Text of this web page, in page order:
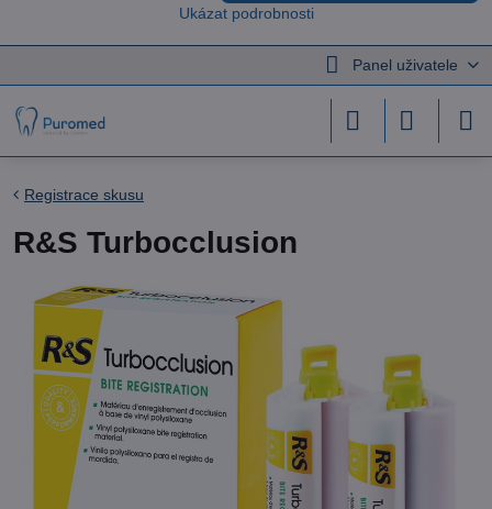
Panel uživatele
Registrace skusu
R&S Turbocclusion
Ukázat podrobnosti